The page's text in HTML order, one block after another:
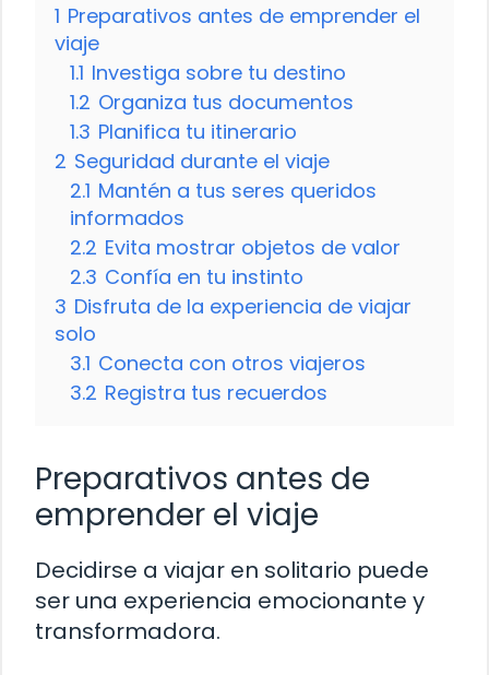
1 Preparativos antes de emprender el
viaje
1.1 Investiga sobre tu destino
1.2 Organiza tus documentos
1.3 Planifica tu itinerario
2 Seguridad durante el viaje
2.1 Mantén a tus seres queridos
informados
2.2 Evita mostrar objetos de valor
2.3 Confía en tu instinto
3 Disfruta de la experiencia de viajar
solo
3.1 Conecta con otros viajeros
3.2 Registra tus recuerdos
Preparativos antes de
emprender el viaje
Decidirse a viajar en solitario puede
ser una experiencia emocionante y
transformadora.